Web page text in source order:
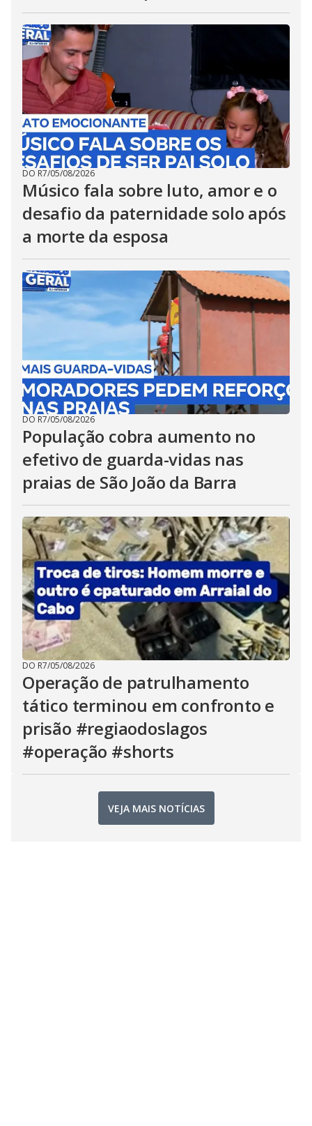
DO R7/05/08/2026
Músico fala sobre luto, amor e o
desafio da paternidade solo após
a morte da esposa
DO R7/05/08/2026
População cobra aumento no
efetivo de guarda-vidas nas
praias de São João da Barra
DO R7/05/08/2026
Operação de patrulhamento
tático terminou em confronto e
prisão #regiaodoslagos
#operação #shorts
VEJA MAIS NOTÍCIAS